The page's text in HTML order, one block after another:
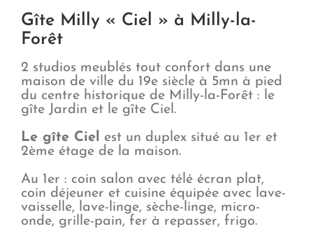
Gîte Milly « Ciel » à Milly-la-
Forêt
2 studios meublés tout confort dans une
maison de ville du 19e siècle à 5mn à pied
du centre historique de Milly-la-Forêt : le
gîte Jardin et le gîte Ciel.
Le gîte Ciel
est un duplex situé au 1er et
2ème étage de la maison.
Au 1er : coin salon avec télé écran plat,
coin déjeuner et cuisine équipée avec lave-
vaisselle, lave-linge, sèche-linge, micro-
onde, grille-pain, fer à repasser, frigo.